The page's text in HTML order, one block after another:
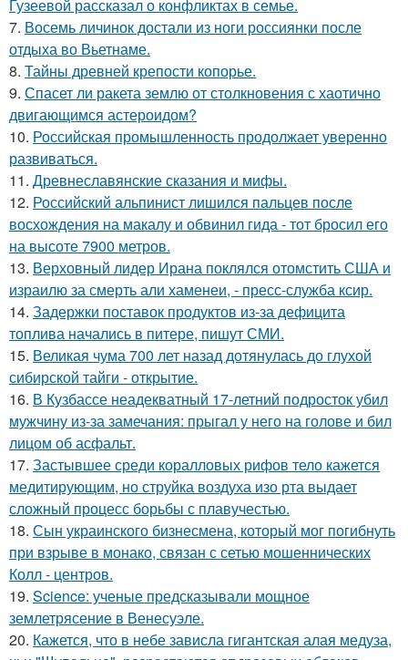
Гузеевой рассказал о конфликтах в семье.
7. Восемь личинок достали из ноги россиянки после
отдыха во Вьетнаме.
8. Тайны древней крепости копорье.
9. Спасет ли ракета землю от столкновения с хаотично
двигающимся астероидом?
10. Российская промышленность продолжает уверенно
развиваться.
11. Древнеславянские сказания и мифы.
12. Российский альпинист лишился пальцев после
восхождения на макалу и обвинил гида - тот бросил его
на высоте 7900 метров.
13. Верховный лидер Ирана поклялся отомстить США и
израилю за смерть али хаменеи, - пресс-служба ксир.
14. Задержки поставок продуктов из-за дефицита
топлива начались в питере, пишут СМИ.
15. Великая чума 700 лет назад дотянулась до глухой
сибирской тайги - открытие.
16. В Кузбассе неадекватный 17-летний подросток убил
мужчину из-за замечания: прыгал у него на голове и бил
лицом об асфальт.
17. Застывшее среди коралловых рифов тело кажется
медитирующим, но струйка воздуха изо рта выдает
сложный процесс борьбы с плавучестью.
18. Сын украинского бизнесмена, который мог погибнуть
при взрыве в монако, связан с сетью мошеннических
Колл - центров.
19. Science: ученые предсказывали мощное
землетрясение в Венесуэле.
20. Кажется, что в небе зависла гигантская алая медуза,